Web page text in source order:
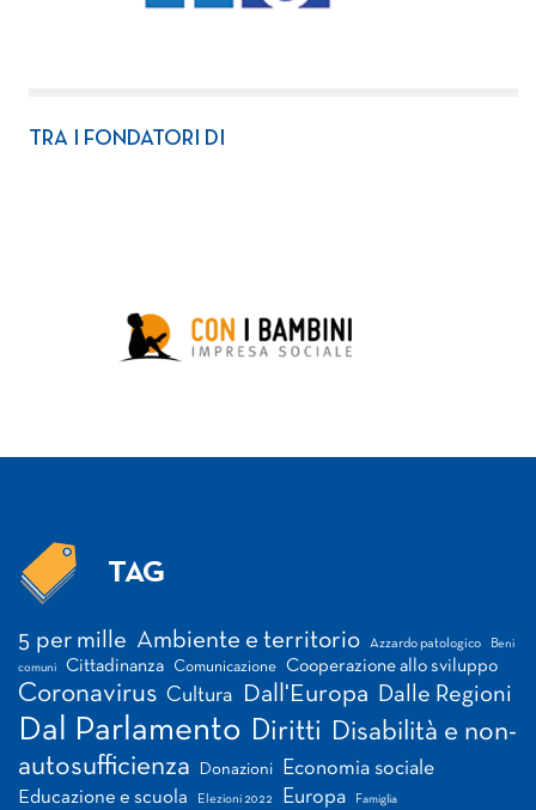
TRA I FONDATORI DI
TAG
5 per mille Ambiente e territorio Azzardo patologico Beni
comuni Cittadinanza Comunicazione Cooperazione allo sviluppo
Coronavirus Cultura Dall'Europa Dalle Regioni
Dal Parlamento Diritti Disabilità e non-
autosufficienza
Donazioni Economia sociale
Educazione e scuola Elezioni 2022 Europa Famiglia